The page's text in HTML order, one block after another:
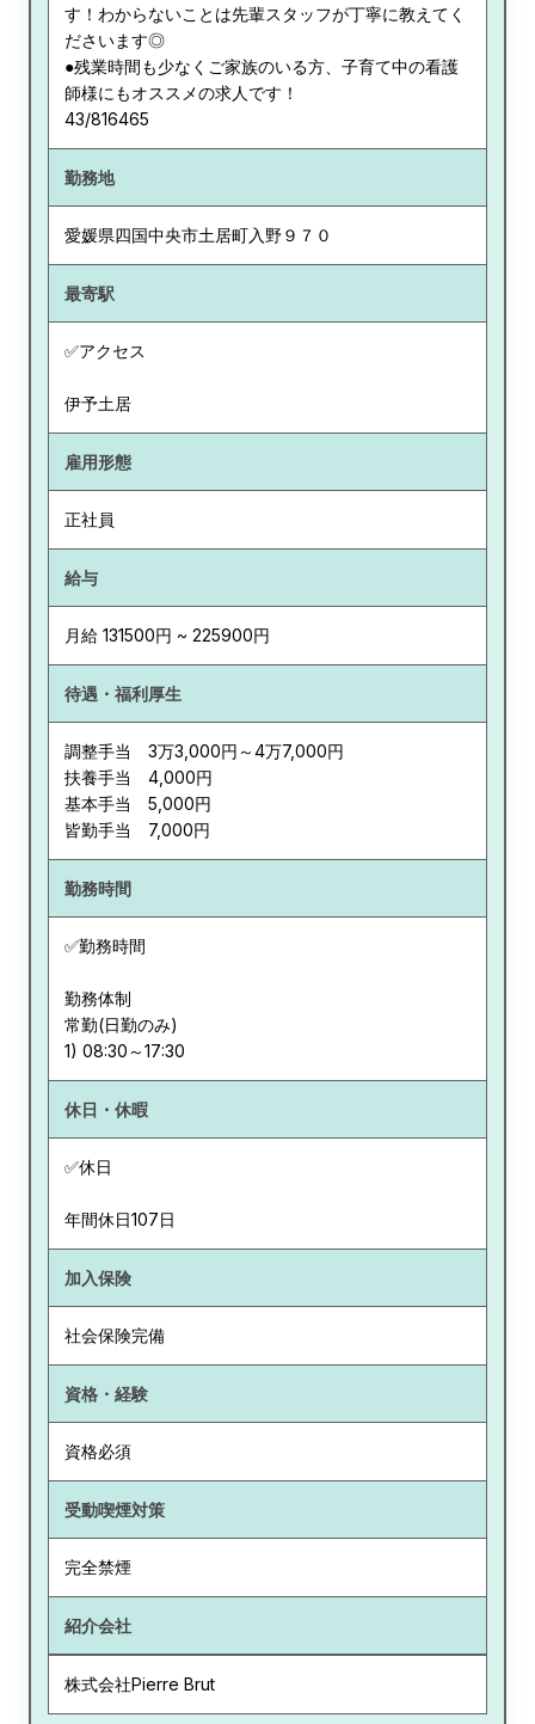
す！わからないことは先輩スタッフが丁寧に教えてく
ださいます◎
●残業時間も少なくご家族のいる方、子育て中の看護
師様にもオススメの求人です！
43/816465
勤務地
愛媛県四国中央市土居町入野９７０
最寄駅
✅アクセス
伊予土居
雇用形態
正社員
給与
月給 131500円 ~ 225900円
待遇・福利厚生
調整手当 3万3,000円～4万7,000円
扶養手当 4,000円
基本手当 5,000円
皆勤手当 7,000円
勤務時間
✅勤務時間
勤務体制
常勤(日勤のみ)
休日・休暇
✅休日
年間休日107日
加入保険
社会保険完備
資格・経験
資格必須
受動喫煙対策
完全禁煙
紹介会社
株式会社Pierre Brut